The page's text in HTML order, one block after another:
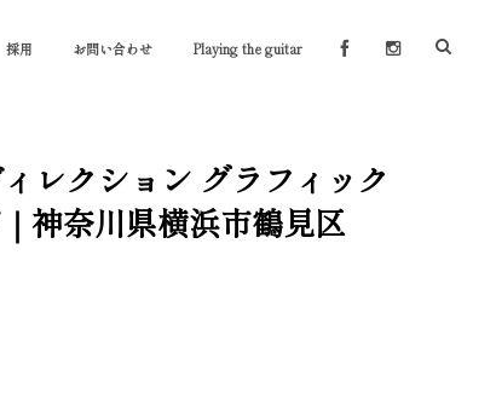
採用 お問い合わせ Playing the guitar
レクション グラフィック
神奈川県横浜市鶴見区